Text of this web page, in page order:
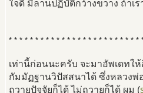
ใจดี มีลานปฏิบัติกว้างขวาง ถ้าเ
* * * * * * * * * * * * * * * * * * * * * * * * *
เท่านี้ก่อนนะครับ จะมาอัพเดทใ
กัมมัฏฐานวิปัสสนาได้ ซึ่งหลวง
ถวายปัจจัยก็ได้ ไม่ถวายก็ได้ ผม (